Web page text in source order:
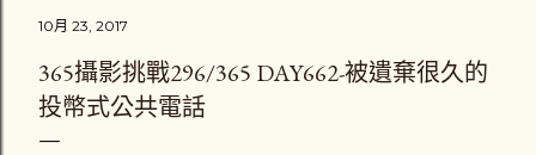
10月 23, 2017
365攝影挑戰296/365 DAY662-被遺棄很久的
投幣式公共電話